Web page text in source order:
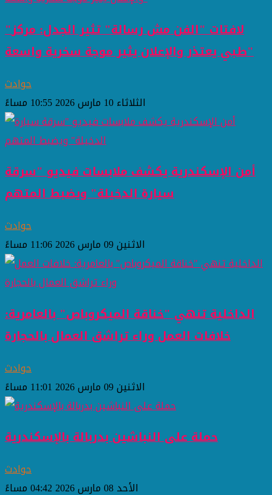
"لافتات "الفن مش رسالة" تثير الجدل: مركز
طبي يعتذر والإعلان يثير موجة سخرية واسعة"
حوادث
الثلاثاء 10 مارس 2026 10:55 مساءً
أمن الإسكندرية يكشف ملابسات فيديو "سرقة
سيارة الدخيلة" ويضبط المتهم
حوادث
الاثنين 09 مارس 2026 11:06 مساءً
الداخلية تنهي "خناقة الميكروباص" بالعامرية:
خلافات العمل وراء تراشق العمال بالحجارة
حوادث
الاثنين 09 مارس 2026 11:01 مساءً
حملة على النباشين بدربالة بالإسكندرية
حوادث
الأحد 08 مارس 2026 04:42 مساءً